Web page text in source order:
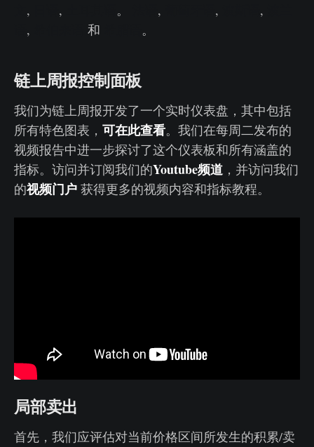
, , 。 , , ,
, 和 。
链上周报控制面板
我们为链上周报开发了一个实时仪表盘，其中包括
所有特色图表， 可在此查看。我们在每周二发布的
视频报告中进一步探讨了这个仪表板和所有涵盖的
指标。访问并订阅我们的Youtube频道 ，并访问我们
的视频门户 获得更多的视频内容和指标教程。
局部卖出
首先，我们应评估对当前价格区间所发生的积累/卖